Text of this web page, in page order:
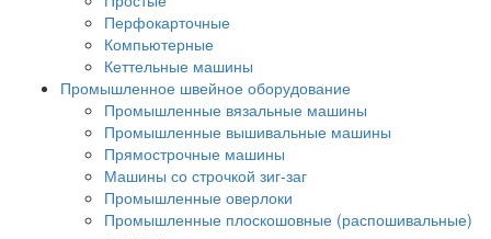
Перфокарточные
Компьютерные
Кеттельные машины
Промышленное швейное оборудование
Промышленные вязальные машины
Промышленные вышивальные машины
Прямострочные машины
Машины со строчкой зиг-заг
Промышленные оверлоки
Промышленные плоскошовные (распошивальные)